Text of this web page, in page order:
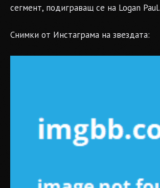
сегмент, подиграващ се на Logan Paul.
Снимки от Инстаграма на звездата: